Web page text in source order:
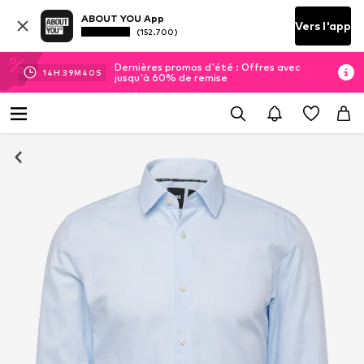
ABOUT YOU App
(152.700) Vers l'app
14H 39M 39 S
Dernières promos d'été : Offres avec
jusqu'à 60% de remise